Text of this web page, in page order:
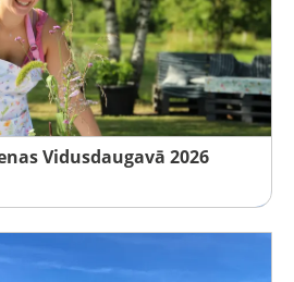
Vidusdaugavā 2026